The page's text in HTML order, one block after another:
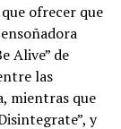
ofrecer que
Alive” de
las
mientras que
y